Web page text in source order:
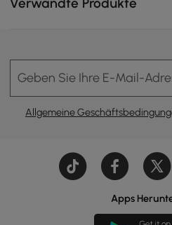
Verwandte Produkte
Geben Sie Ihre E-Mail-
Allgemeine
Apps